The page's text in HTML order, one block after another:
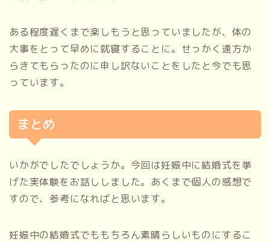
ある程度遅くまで楽しもうと思っていましたが、体の
大事をとって早めに就寝することに。せっかく遠方か
らきてもらったのに申し訳ないことをしたと今でも思
っています。
まとめ
いかがでしたでしょうか。今回は妊娠中に結婚式を挙
げた実体験をお話ししました。あくまで個人の感想で
すので、参考になればと思います。
妊娠中の結婚式でももちろん素晴らしいものにするこ